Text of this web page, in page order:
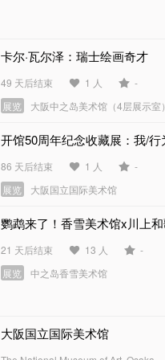
卡尔·瓦尔泽：瑞士绘画奇才
49 天后结束 1 人
-
展览
大阪中之岛美术馆（4层展示室）
开馆50周年纪念收藏展：我/行
86 天后结束 1 人
-
展览
大阪国立国际美术馆
鹦鹉来了！香雪美术馆x川上
21 天后结束 13 人
-
展览
中之岛香雪美术馆
大阪国立国际美术馆